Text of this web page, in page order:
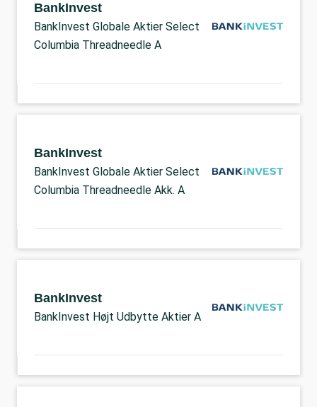
BankInvest
BankInvest Globale Aktier Select
Columbia Threadneedle A
BankInvest
BankInvest Globale Aktier Select
Columbia Threadneedle Akk. A
BankInvest
BankInvest Højt Udbytte Aktier A